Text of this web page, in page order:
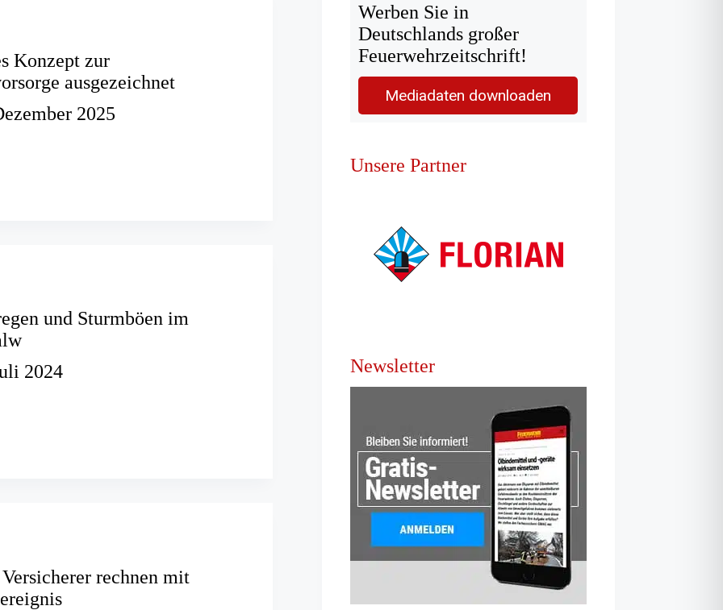
Konzept zur
ausgezeichnet
2025
und Sturmböen im
2024
rechnen mit
Werben Sie in
Deutschlands großer
Feuerwehrzeitschrift!
Mediadaten downloaden
Unsere Partner
Newsletter